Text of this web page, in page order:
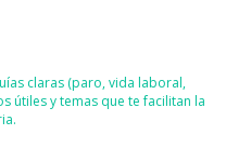
claras (paro, vida laboral,
útiles y temas que te facilitan la